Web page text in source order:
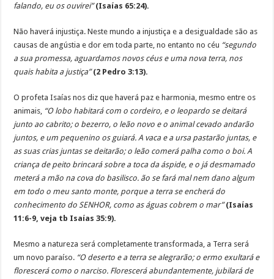
falando, eu os ouvirei” (Isaías 65:24).
Não haverá injustiça. Neste mundo a injustiça e a desigualdade são as
causas de angústia e dor em toda parte, no entanto no céu “segundo
a sua promessa, aguardamos novos céus e uma nova terra, nos
quais habita a justiça” (2 Pedro 3:13).
O profeta Isaías nos diz que haverá paz e harmonia, mesmo entre os
animais, “O lobo habitará com o cordeiro, e o leopardo se deitará
junto ao cabrito; o bezerro, o leão novo e o animal cevado andarão
juntos, e um pequenino os guiará. A vaca e a ursa pastarão juntas, e
as suas crias juntas se deitarão; o leão comerá palha como o boi. A
criança de peito brincará sobre a toca da áspide, e o já desmamado
meterá a mão na cova do basilisco. ão se fará mal nem dano algum
em todo o meu santo monte, porque a terra se encherá do
conhecimento do SENHOR, como as águas cobrem o mar” (Isaías
11:6-9, veja tb Isaías 35:9).
Mesmo a natureza será completamente transformada, a Terra será
um novo paraíso. “O deserto e a terra se alegrarão; o ermo exultará e
florescerá como o narciso. Florescerá abundantemente, jubilará de